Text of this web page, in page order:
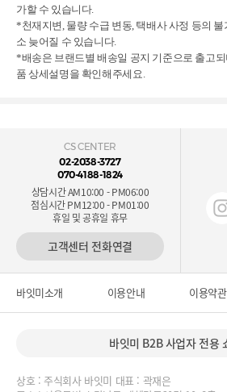
가할 수 있습니다.
*천재지변, 물량 수급 변동, 택배사 사정 등의
소 늦어질 수 있습니다.
*배송은 브랜드별 배송일 공지 기준으로 출고
품 상세설명을 확인해주세요.
CS CENTER
02-2038-3727
070-4188-1824
상담시간 AM10:00 - PM06:00
점심시간 PM12:00 - PM01:00
휴일 및 공휴일 휴무
고객센터 전화연결
바잇미소개 이용안내 이용약관
바잇미 B2B 사업자 전용
상호 : 주식회사 바잇미 대표 : 곽재은